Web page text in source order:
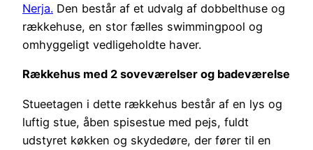
Nerja. Den består af et udvalg af dobbelthuse og
rækkehuse, en stor fælles swimmingpool og
omhyggeligt vedligeholdte haver.
Rækkehus med 2 soveværelser og badeværelse
Stueetagen i dette rækkehus består af en lys og
luftig stue, åben spisestue med pejs, fuldt
udstyret køkken og skydedøre, der fører til en